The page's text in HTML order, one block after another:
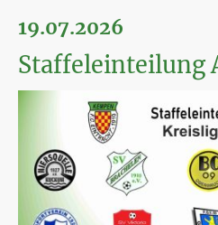
19.07.2026
Staffeleinteilung